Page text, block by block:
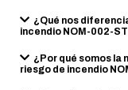
¿Qué nos
incendio NOM-002-
¿Por qué somos la
riesgo de incendio